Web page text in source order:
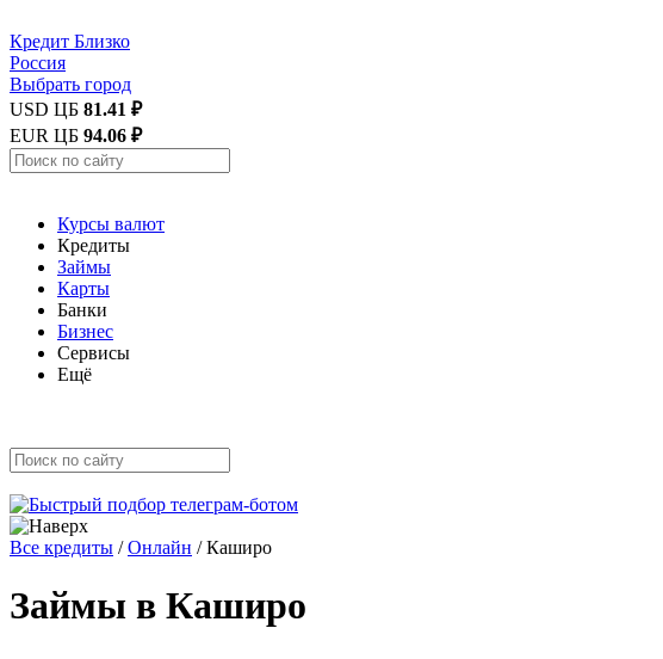
Кредит Близко
Россия
Выбрать город
USD ЦБ 81.41 ₽
EUR ЦБ 94.06 ₽
Курсы валют
Кредиты
Займы
Карты
Банки
Бизнес
Сервисы
Ещё
Все кредиты /Онлайн /Каширо
Займы в Каширо